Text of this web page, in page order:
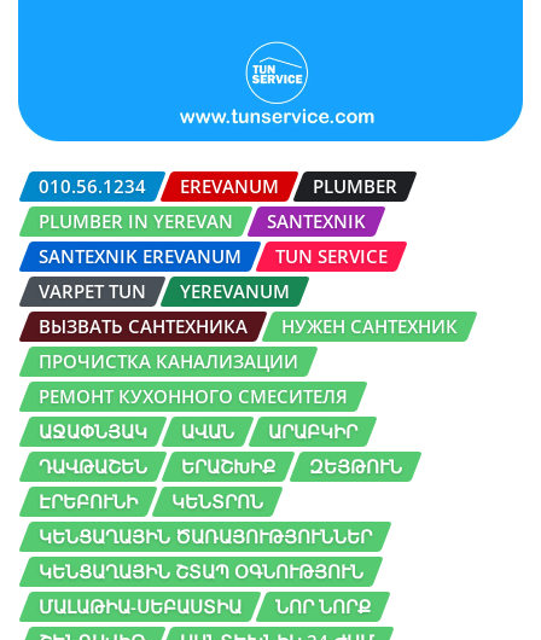
010.56.1234 EREVANUM
PLUMBER
PLUMBER IN YEREVAN
SANTEXNIK
SANTEXNIK EREVANUM
TUN SERVICE
VARPET TUN
YEREVANUM
ВЫЗВАТЬ САНТЕХНИКА
НУЖЕН САНТЕХНИК
ПРОЧИСТКА КАНАЛИЗАЦИИ
РЕМОНТ КУХОННОГО СМЕСИТЕЛЯ
ԱՋԱՓՆՅԱԿ
ԱՎԱՆ
ԱՐԱԲԿԻՐ
ԴԱՎԹԱՇԵՆ
ԵՐԱՇԽԻՔ
ԶԵՅԹՈՒՆ
ԷՐԵԲՈՒՆԻ
ԿԵՆՏՐՈՆ
ԿԵՆՑԱՂԱՅԻՆ ԾԱՌԱՅՈՒԹՅՈՒՆՆԵՐ
ԿԵՆՑԱՂԱՅԻՆ ՇՏԱՊ ՕԳՆՈՒԹՅՈՒՆ
ՄԱԼԱԹԻԱ-ՍԵԲԱՍՏԻԱ
ՆՈՐ ՆՈՐՔ